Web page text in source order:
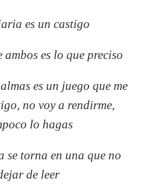
es un castigo
es lo que preciso
es un juego que me
no voy a rendirme,
lo hagas
torna en una que no
de leer